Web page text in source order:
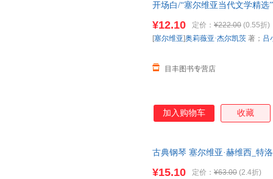
开场白/“塞尔维亚当代文学精
发票。
¥12.10 定价： ¥222.00 (0.55折)
目丰图书专营店
[塞尔维亚]奥莉薇亚·杰尔凯茨 著； 吕
加入购物车 收藏
古典钢琴 塞尔维亚·赫维西_特
¥15.10 定价： ¥63.00 (2.4折)